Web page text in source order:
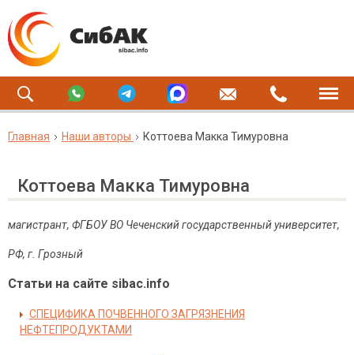
Главная Наши авторы Коттоева Макка Тимуровна
Коттоева Макка Тимуровна
магистрант, ФГБОУ ВО Чеченский государственный университет,
РФ, г. Грозный
Статьи на сайте sibac.info
СПЕЦИФИКА ПОЧВЕННОГО ЗАГРЯЗНЕНИЯ
НЕФТЕПРОДУКТАМИ